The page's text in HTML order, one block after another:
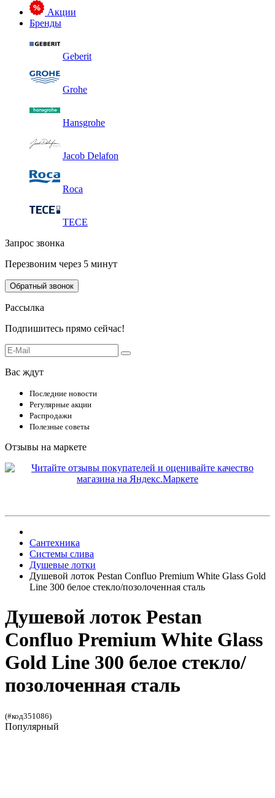
Акции
Бренды
Geberit
Grohe
Hansgrohe
Jacob Delafon
Roca
TECE
Запрос звонка
Перезвоним через 5 минут
Обратный звонок
Рассылка
Подпишитесь прямо сейчас!
Вас ждут
Последние новости
Регулярные акции
Распродажи
Полезные советы
Отзывы на маркете
Сантехника
Системы слива
Душевые лотки
Душевой лоток Pestan Confluo Premium White Glass Gold
Line 300 белое стекло/позолоченная сталь
Душевой лоток Pestan
Confluo Premium White Glass
Gold Line 300 белое стекло/
позолоченная сталь
(#код351086)
Популярный